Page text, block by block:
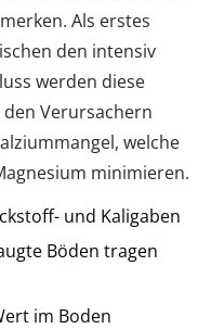
Als erstes
den intensiv
werden diese
Verursachern
welche
minimieren.
und Kaligaben
Böden tragen
im Boden